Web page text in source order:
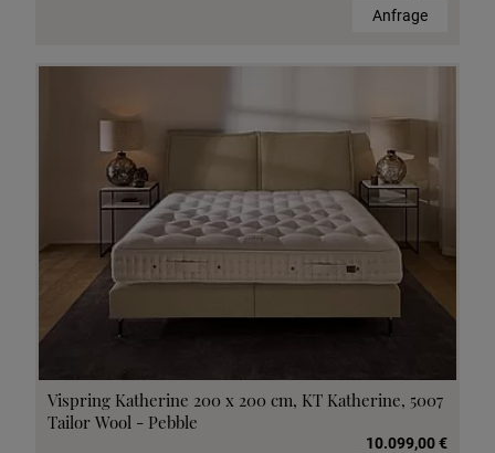
Anfrage
Vispring Katherine 200 x 200 cm, KT Katherine, 5007
Tailor Wool - Pebble
10.099,00 €